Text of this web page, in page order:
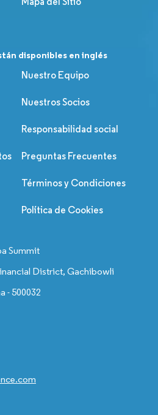
disponibles en inglés
Nuestro Equipo
Nuestros Socios
Responsabilidad social
Preguntas Frecuentes
Términos y Condiciones
Política de Cookies
Summit
District, Gachibowli
- 500032